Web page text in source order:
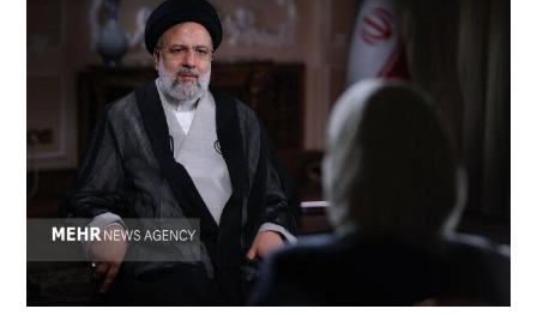
اجتماعی
حوادث
علوم و فن آوری